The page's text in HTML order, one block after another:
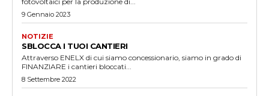
9 Gennaio 2023
NOTIZIE
SBLOCCA I TUOI CANTIERI
Attraverso ENELX di cui siamo concessionario, siamo in grado di
FINANZIARE i cantieri bloccati...
8 Settembre 2022